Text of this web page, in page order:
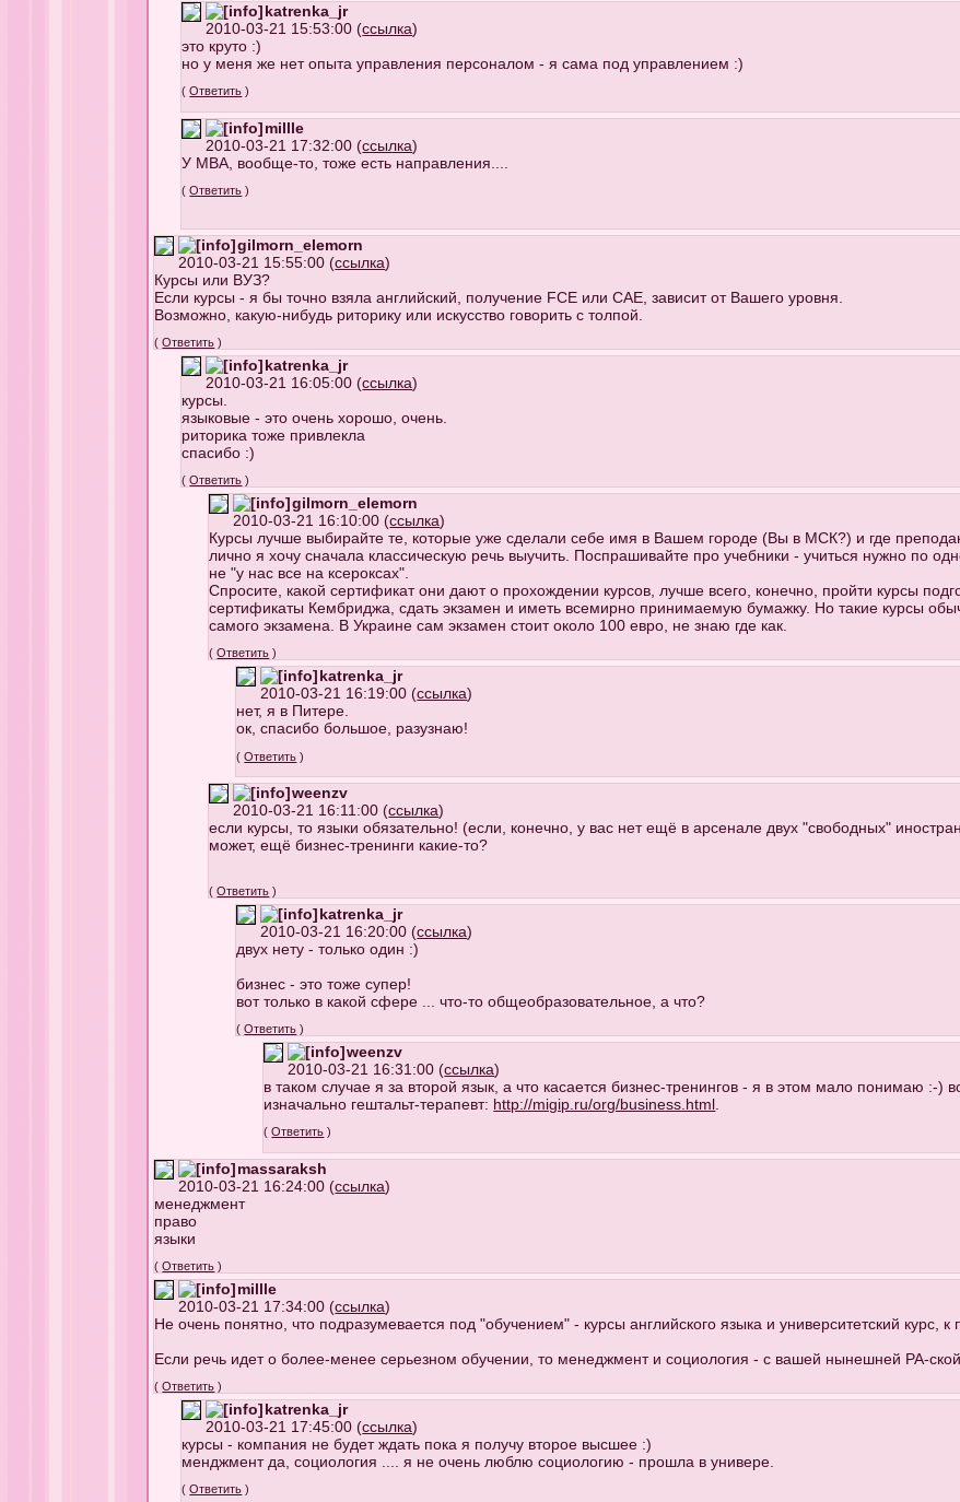
katrenka_jr
2010-03-21 15:53:00 (ссылка)
это круто :)
но у меня же нет опыта управления персоналом - я сама под управлением :)
(Ответить )
millle
2010-03-21 17:32:00 (ссылка)
У МВА, вообще-то, тоже есть направления....
(Ответить )
gilmorn_elemorn
2010-03-21 15:55:00 (ссылка)
Курсы или ВУЗ?
Если курсы - я бы точно взяла английский, получение FCE или CAE, зависит от Вашего уровня.
Возможно, какую-нибудь риторику или искусство говорить с толпой.
(Ответить )
katrenka_jr
2010-03-21 16:05:00 (ссылка)
курсы.
языковые - это очень хорошо, очень.
риторика тоже привлекла
спасибо :)
(Ответить )
gilmorn_elemorn
2010-03-21 16:10:00 (ссылка)
Курсы лучше выбирайте те, которые уже сделали себе имя в Вашем городе (Вы в МСК?) и где
лично я хочу сначала классическую речь выучить. Поспрашивайте про учебники - учиться нужно по
не "у нас все на ксероксах".
Спросите, какой сертификат они дают о прохождении курсов, лучше всего, конечно, пройти курсы
сертификаты Кембриджа, сдать экзамен и иметь всемирно принимаемую бумажку. Но такие курсы
самого экзамена. В Украине сам экзамен стоит около 100 евро, не знаю где как.
(Ответить )
katrenka_jr
2010-03-21 16:19:00 (ссылка)
нет, я в Питере.
ок, спасибо большое, разузнаю!
(Ответить )
weenzv
2010-03-21 16:11:00 (ссылка)
если курсы, то языки обязательно! (если, конечно, у вас нет ещё в арсенале двух "свободных"
может, ещё бизнес-тренинги какие-то?
(Ответить )
katrenka_jr
2010-03-21 16:20:00 (ссылка)
двух нету - только один :)
бизнес - это тоже супер!
вот только в какой сфере ... что-то общеобразовательное, а что?
(Ответить )
weenzv
2010-03-21 16:31:00 (ссылка)
в таком случае я за второй язык, а что касается бизнес-тренингов - я в этом мало понимаю :-)
изначально гештальт-терапевт: http://migip.ru/org/business.html
(Ответить )
massaraksh
2010-03-21 16:24:00 (ссылка)
менеджмент
право
языки
(Ответить )
millle
2010-03-21 17:34:00 (ссылка)
Не очень понятно, что подразумевается под "обучением" - курсы английского языка и университетский курс,
Если речь идет о более-менее серьезном обучении, то менеджмент и социология - с вашей нынешней РА-ской
(Ответить )
katrenka_jr
2010-03-21 17:45:00 (ссылка)
курсы - компания не будет ждать пока я получу второе высшее :)
менджмент да, социология .... я не очень люблю социологию - прошла в универе.
(Ответить )